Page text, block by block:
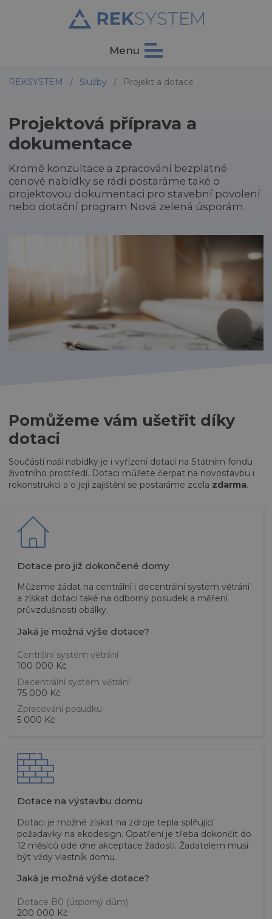
Menu
REKSYSTEM / Služby / Projekt a dotace
Projektová příprava a
dokumentace
Kromě konzultace a zpracování bezplatné
cenové nabídky se rádi postaráme také o
projektovou dokumentaci pro stavební povolení
nebo dotační program Nová zelená úsporám.
Pomůžeme vám ušetřit díky
dotaci
Součástí naší nabídky je i vyřízení dotací na Státním fondu
životního prostředí. Dotaci můžete čerpat na novostavbu i
rekonstrukci a o její zajištění se postaráme zcela zdarma.
Dotace pro již dokončené domy
Můžeme žádat na centrální i decentrální systém větrání
a získat dotaci také na odborný posudek a měření
průvzdušnosti obálky.
Jaká je možná výše dotace?
Centrální systém větrání
100 000 Kč
Decentrální systém větrání
75 000 Kč
Zpracování posudku
5 000 Kč
Dotace na výstavbu domu
Dotaci je možné získat na zdroje tepla splňující
požadavky na ekodesign. Opatření je třeba dokončit do
12 měsíců ode dne akceptace žádosti. Žadatelem musí
být vždy vlastník domu.
Jaká je možná výše dotace?
Dotace B0 (úsporný dům)
200 000 Kč